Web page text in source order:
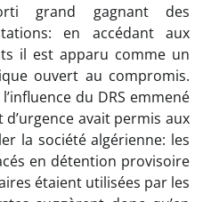
grand gagnant des
en accédant aux
il est apparu comme un
ouvert au compromis.
du DRS emmené
d’urgence avait permis aux
la société algérienne: les
en détention provisoire
étaient utilisées par les